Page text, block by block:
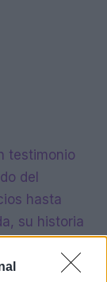
testimonio
del
hasta
su historia
a